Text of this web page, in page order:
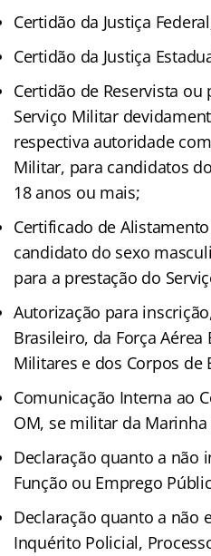
Certidão da Justiça
Certidão da Justiça
Certidão de Reservista
Serviço Militar
respectiva autoridade
Militar, para candidatos
18 anos ou mais;
Certificado de
candidato do sexo
para a prestação do
Autorização para
Brasileiro, da Força
Militares e dos Corpos
Comunicação Interna ao
OM, se militar da
Declaração quanto a não
Função ou Emprego
Declaração quanto a não
Inquérito Policial,